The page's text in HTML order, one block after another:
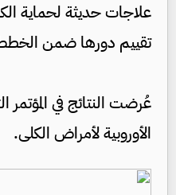
علاجات حديثة لحماية
تقييم دورها ضمن الخطط
عُرضت النتائج في
الأوروبية لأمراض الكلى.